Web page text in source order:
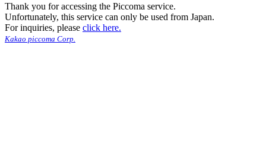
Thank you for accessing the Piccoma service.
Unfortunately, this service can only be used from Japan.
For inquiries, please click here.
Kakao piccoma Corp.